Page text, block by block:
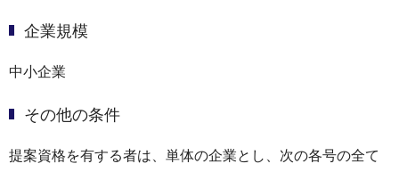
企業規模
中小企業
その他の条件
提案資格を有する者は、単体の企業とし、次の各号の全て